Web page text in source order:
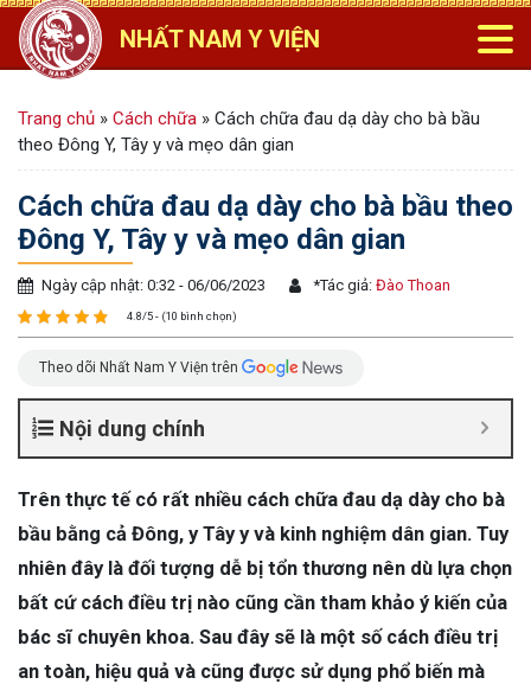
NHẤT NAM Y VIỆN
Trang chủ » Cách chữa » Cách chữa đau dạ dày cho bà bầu
theo Đông Y, Tây y và mẹo dân gian
Cách chữa đau dạ dày cho bà bầu theo
Đông Y, Tây y và mẹo dân gian
Ngày cập nhật: 0:32 - 06/06/2023 *Tác giả: Đào Thoan
4.8/5 - (10 bình chọn)
Theo dõi Nhất Nam Y Viện trên
Nội dung chính
Trên thực tế có rất nhiều cách chữa đau dạ dày cho bà
bầu bằng cả Đông, y Tây y và kinh nghiệm dân gian. Tuy
nhiên đây là đối tượng dễ bị tổn thương nên dù lựa chọn
bất cứ cách điều trị nào cũng cần tham khảo ý kiến của
bác sĩ chuyên khoa. Sau đây sẽ là một số cách điều trị
an toàn, hiệu quả và cũng được sử dụng phổ biến mà